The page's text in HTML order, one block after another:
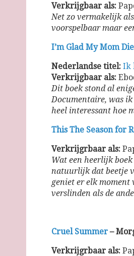
Verkrijgbaar als:
Net zo vermakelijk
voorspelbaar maar
I’m Glad My Mom
Nederlandse titel: Ik
Verkrijgbaar als:
Dit boek stond al
Documentaire, was
heel interessant hoe
This The Season for
Verkrijgrbaar als:
Wat een heerlijk
natuurlijk dat beetje
geniet er elk moment
verslinden als de
Cruel Summer –
Verkrijgrbaar als: